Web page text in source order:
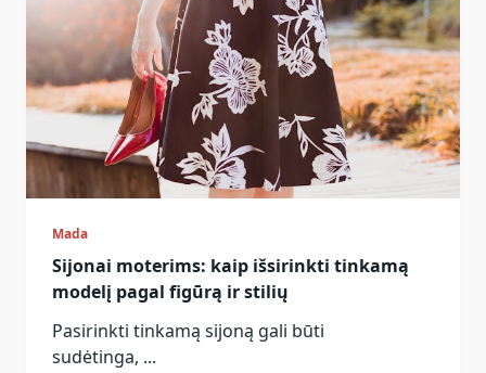
Mada
Sijonai moterims: kaip išsirinkti tinkamą
modelį pagal figūrą ir stilių
Pasirinkti tinkamą sijoną gali būti
sudėtinga, ...